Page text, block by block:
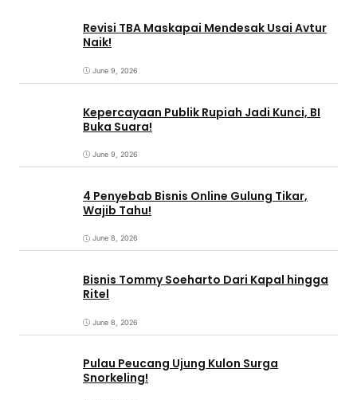
Revisi TBA Maskapai Mendesak Usai Avtur
Naik!
June 9, 2026
Kepercayaan Publik Rupiah Jadi Kunci, BI
Buka Suara!
June 9, 2026
4 Penyebab Bisnis Online Gulung Tikar,
Wajib Tahu!
June 8, 2026
Bisnis Tommy Soeharto Dari Kapal hingga
Ritel
June 8, 2026
Pulau Peucang Ujung Kulon Surga
Snorkeling!